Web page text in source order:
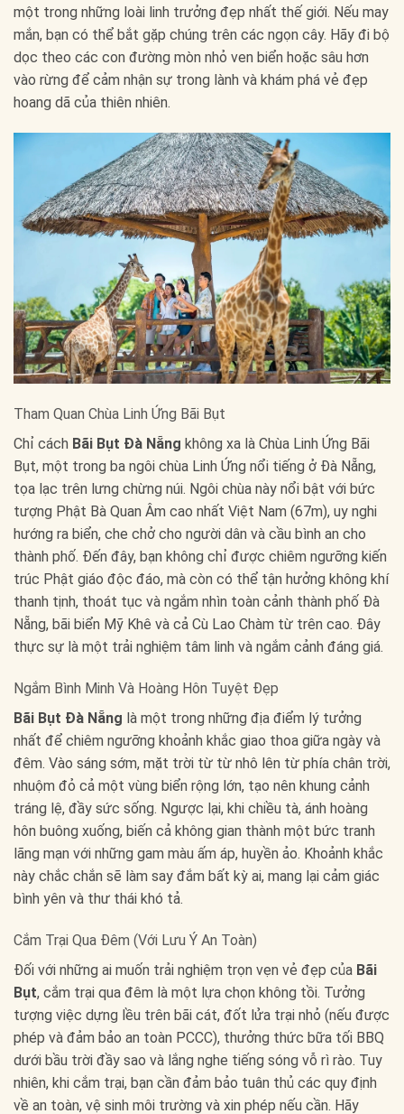
một trong những loài linh trưởng đẹp nhất thế giới. Nếu may
mắn, bạn có thể bắt gặp chúng trên các ngọn cây. Hãy đi bộ
dọc theo các con đường mòn nhỏ ven biển hoặc sâu hơn
vào rừng để cảm nhận sự trong lành và khám phá vẻ đẹp
hoang dã của thiên nhiên.
Tham Quan Chùa Linh Ứng Bãi Bụt
Chỉ cách Bãi Bụt Đà Nẵng không xa là Chùa Linh Ứng Bãi
Bụt, một trong ba ngôi chùa Linh Ứng nổi tiếng ở Đà Nẵng,
tọa lạc trên lưng chừng núi. Ngôi chùa này nổi bật với bức
tượng Phật Bà Quan Âm cao nhất Việt Nam (67m), uy nghi
hướng ra biển, che chở cho người dân và cầu bình an cho
thành phố. Đến đây, bạn không chỉ được chiêm ngưỡng kiến
trúc Phật giáo độc đáo, mà còn có thể tận hưởng không khí
thanh tịnh, thoát tục và ngắm nhìn toàn cảnh thành phố Đà
Nẵng, bãi biển Mỹ Khê và cả Cù Lao Chàm từ trên cao. Đây
thực sự là một trải nghiệm tâm linh và ngắm cảnh đáng giá.
Ngắm Bình Minh Và Hoàng Hôn Tuyệt Đẹp
Bãi Bụt Đà Nẵng là một trong những địa điểm lý tưởng
nhất để chiêm ngưỡng khoảnh khắc giao thoa giữa ngày và
đêm. Vào sáng sớm, mặt trời từ từ nhô lên từ phía chân trời,
nhuộm đỏ cả một vùng biển rộng lớn, tạo nên khung cảnh
tráng lệ, đầy sức sống. Ngược lại, khi chiều tà, ánh hoàng
hôn buông xuống, biến cả không gian thành một bức tranh
lãng mạn với những gam màu ấm áp, huyền ảo. Khoảnh khắc
này chắc chắn sẽ làm say đắm bất kỳ ai, mang lại cảm giác
bình yên và thư thái khó tả.
Cắm Trại Qua Đêm (Với Lưu Ý An Toàn)
Đối với những ai muốn trải nghiệm trọn vẹn vẻ đẹp của Bãi
Bụt, cắm trại qua đêm là một lựa chọn không tồi. Tưởng
tượng việc dựng lều trên bãi cát, đốt lửa trại nhỏ (nếu được
phép và đảm bảo an toàn PCCC), thưởng thức bữa tối BBQ
dưới bầu trời đầy sao và lắng nghe tiếng sóng vỗ rì rào. Tuy
nhiên, khi cắm trại, bạn cần đảm bảo tuân thủ các quy định
về an toàn, vệ sinh môi trường và xin phép nếu cần. Hãy